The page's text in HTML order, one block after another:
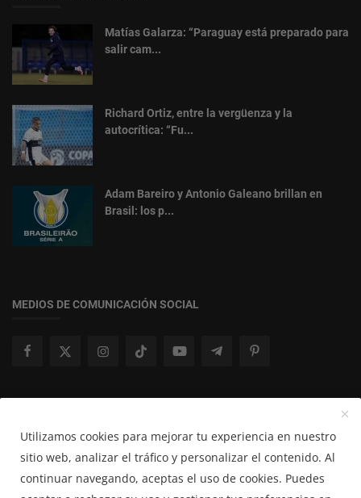
Matías Galarza: “Paraguay está preparado para
salir cam...
Richard Ortiz, entre la vergüenza y la
autocrítica: “Fu...
Adam Bareiro y Antonio Galeano brillan en
Brasil: los p...
MEDIOS DE COMUNICACIÓN SOCIAL
Suscribir
Utilizamos cookies para mejorar tu experiencia en nuestro
sitio web, analizar el tráfico y personalizar el contenido. Al
continuar navegando, aceptas el uso de cookies. Puedes